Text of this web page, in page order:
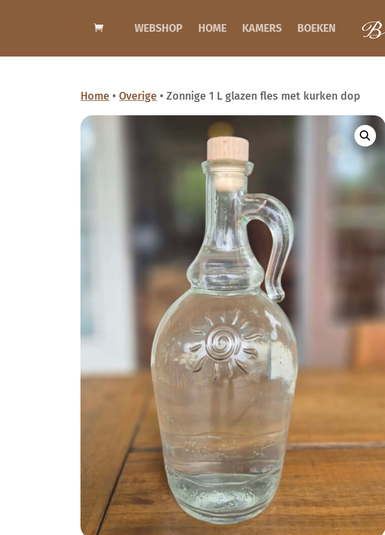
WEBSHOP HOME KAMERS BOEKEN
Home •Overige • Zonnige 1 L glazen fles met kurken dop